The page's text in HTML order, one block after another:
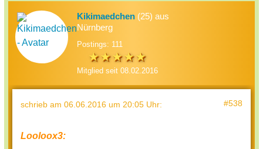
Kikimaedchen (25) aus
Nürnberg
Postings: 111
Mitglied seit 08.02.2016
schrieb am 06.06.2016 um 20:05 Uhr: #538
Looloox3: